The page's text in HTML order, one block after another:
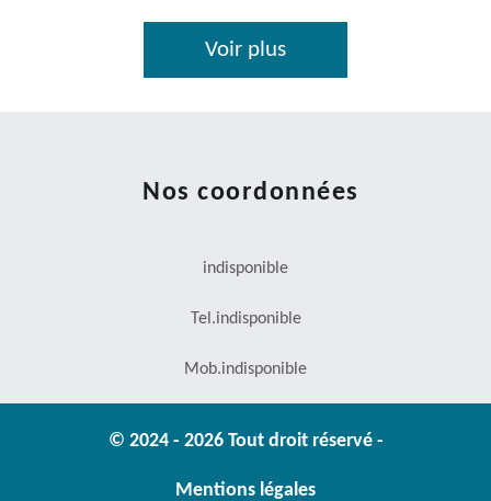
Voir plus
Nos coordonnées
indisponible
Tel.indisponible
Mob.indisponible
© 2024 - 2026 Tout droit réservé -
Mentions légales